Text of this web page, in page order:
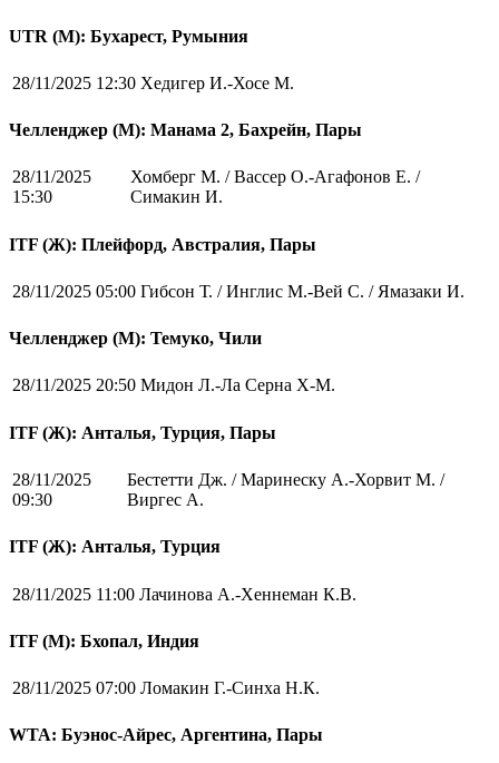
UTR (М): Бухарест, Румыния
28/11/2025 12:30 Хедигер И.-Хосе М.
Челленджер (М): Манама 2, Бахрейн, Пары
28/11/2025
15:30
Хомберг М. / Вассер О.-Агафонов Е. /
Симакин И.
ITF (Ж): Плейфорд, Австралия, Пары
28/11/2025 05:00 Гибсон Т. / Инглис М.-Вей С. / Ямазаки И.
Челленджер (М): Темуко, Чили
28/11/2025 20:50 Мидон Л.-Ла Серна Х-М.
ITF (Ж): Анталья, Турция, Пары
28/11/2025
09:30
Бестетти Дж. / Маринеску А.-Хорвит М. /
Виргес А.
ITF (Ж): Анталья, Турция
28/11/2025 11:00 Лачинова А.-Хеннеман К.В.
ITF (M): Бхопал, Индия
28/11/2025 07:00 Ломакин Г.-Синха Н.К.
WTA: Буэнос-Айрес, Аргентина, Пары